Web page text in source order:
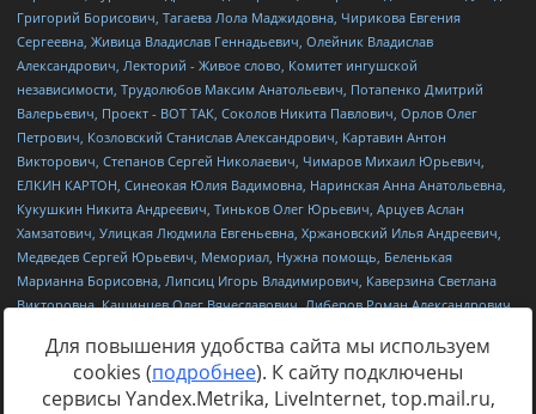
Источник:https://minjust.gov.ru/uploaded/files/reestr-
Для повышения удобства сайта мы используем
cookies (подробнее). К сайту подключены
сервисы Yandex.Metrika, LiveInternet, top.mail.ru,